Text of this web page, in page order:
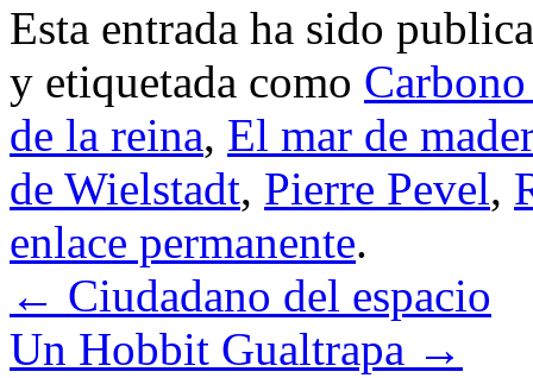
Esta entrada ha sido
y etiquetada como
de la reina, El mar de
de Wielstadt, Pierre Pevel,
enlace permanente.
← Ciudadano del espacio
Un Hobbit Gualtrapa →